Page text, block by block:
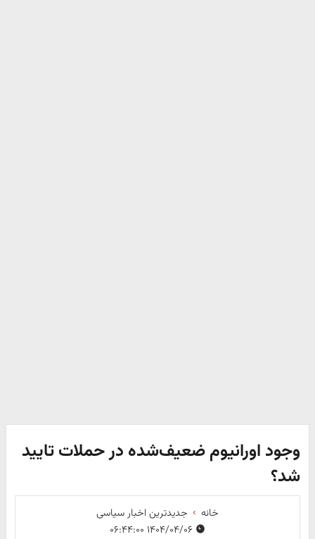
وجود اورانیوم ضعیف‌شده در حملات تایید
شد؟
خانه
جدیدترین اخبار سیاسی
۱۴۰۴/۰۴/۰۶ ۰۶:۴۴:۰۰